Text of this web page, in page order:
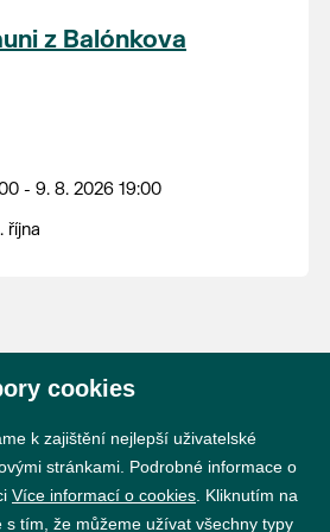
je zapsána na Seznam
a kulturního dědictví
z Balónkova
- 9. 8. 2026 19:00
října
cookies
k zajištění nejlepší uživatelské
stránkami. Podrobné informace o
Více informací o cookies . Kliknutím na
s tím, že můžeme užívat všechny typy